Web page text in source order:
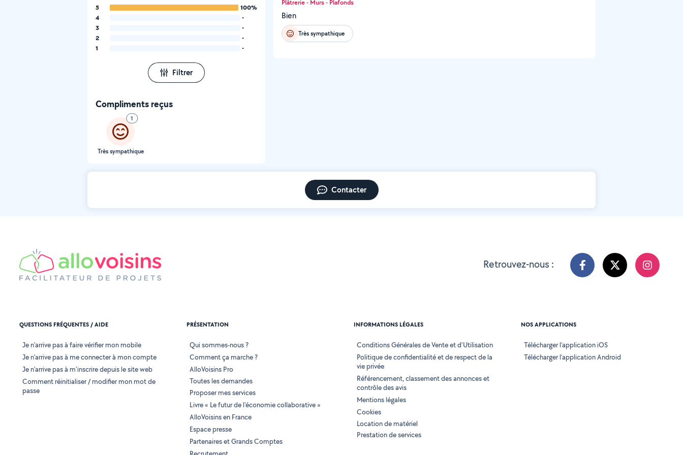
5
100%
4
-
3
-
2
-
1
-
Filtrer
Compliments reçus
1
Très sympathique
Plâtrerie - Murs - Plafonds
Bien
Très sympathique
Contacter
Retrouvez-nous :
QUESTIONS FRÉQUENTES / AIDE
Je n'arrive pas à faire vérifier mon mobile
Je n'arrive pas à me connecter à mon compte
Je n'arrive pas à m'inscrire depuis le site web
Comment réinitialiser / modifier mon mot de
passe
PRÉSENTATION
Qui sommes-nous ?
Comment ça marche ?
AlloVoisins Pro
Toutes les demandes
Proposer mes services
Livre « Le futur de l'économie collaborative »
AlloVoisins en France
Espace presse
Partenaires et Grands Comptes
INFORMATIONS LÉGALES
Conditions Générales de Vente et d'Utilisation
Politique de confidentialité et de respect de la
vie privée
Référencement, classement des annonces et
contrôle des avis
Mentions légales
Cookies
Location de matériel
Prestation de services
NOS APPLICATIONS
Télécharger l’application iOS
Télécharger l’application Android